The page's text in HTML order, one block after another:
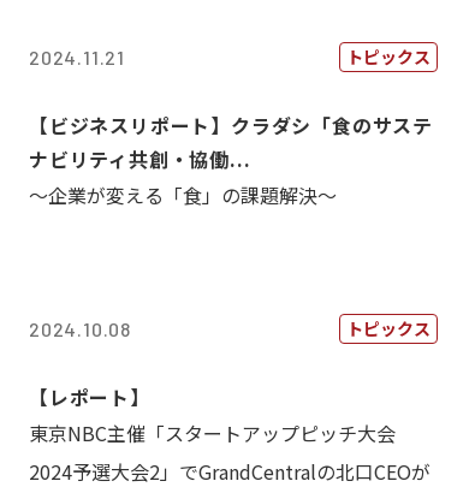
2024.11.21 トピックス
【ビジネスリポート】クラダシ「食のサステ
ナビリティ共創・協働...
～企業が変える「食」の課題解決～
2024.10.08 トピックス
【レポート】
東京NBC主催「スタートアップピッチ大会
2024予選大会2」でGrandCentralの北口CEOが